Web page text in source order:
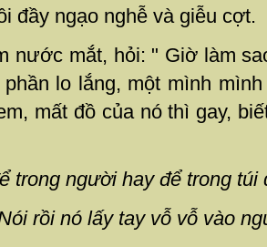
đầy ngạo nghễ và giễu cợt.
nước mắt, hỏi: " Giờ làm
lo lắng, một mình
mất đồ của nó thì gay,
trong người hay để trong
rồi nó lấy tay vỗ vỗ vào